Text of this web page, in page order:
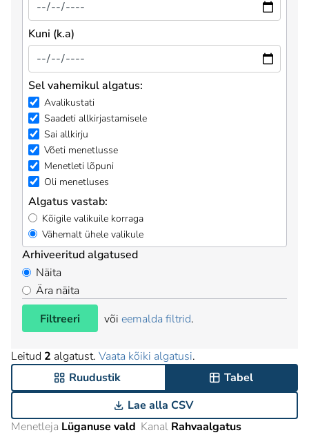
Kuni (k.a)
Sel vahemikul algatus:
Avalikustati
Saadeti allkirjastamisele
Sai allkirju
Võeti menetlusse
Menetleti lõpuni
Oli menetluses
Algatus vastab:
Kõigile valikuile korraga
Vähemalt ühele valikule
Arhiveeritud algatused
Näita
Ära näita
Filtreeri
või eemalda filtrid.
Leitud 2 algatust. Vaata kõiki algatusi.
Ruudustik
Tabel
Lae alla CSV
Menetleja Lüganuse vald Kanal Rahvaalgatus